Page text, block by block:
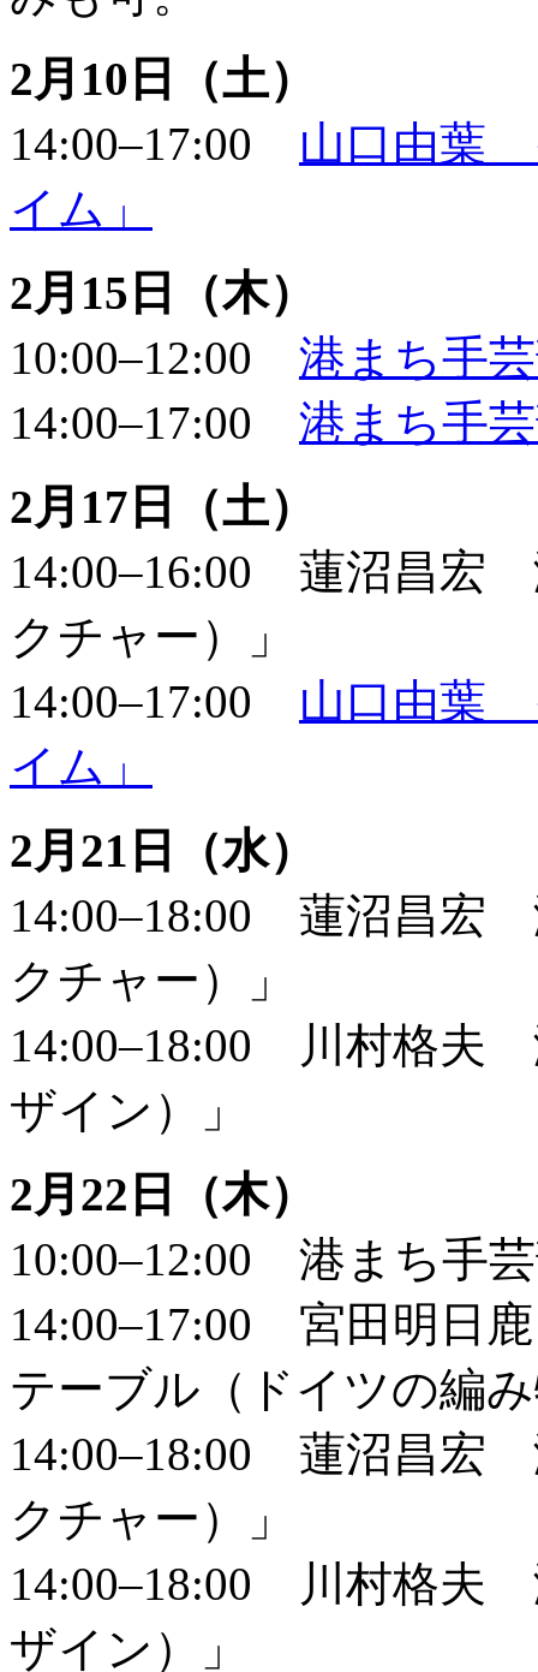
2月10日（土）
14:00–17:00 山口由葉
イム」
2月15日（木）
10:00–12:00 港まち手
14:00–17:00 港まち手
2月17日（土）
14:00–16:00 蓮沼昌宏
クチャー）」
14:00–17:00 山口由葉
イム」
2月21日（水）
14:00–18:00 蓮沼昌宏
クチャー）」
14:00–18:00 川村格夫
ザイン）」
2月22日（木）
10:00–12:00 港まち手
14:00–17:00 宮田明日
テーブル（ドイツの編
14:00–18:00 蓮沼昌宏
クチャー）」
14:00–18:00 川村格夫
ザイン）」